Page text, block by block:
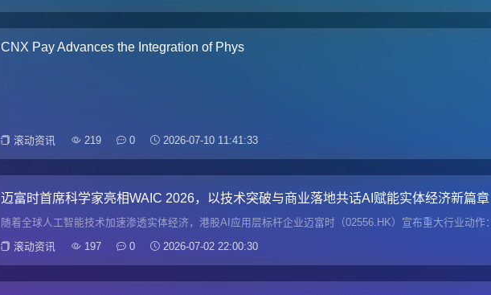
CNX Pay Advances the Integration of Phys
滚动资讯 219 0 2026-07-10 11:41:33
迈富时首席科学家亮相WAIC 2026，以技术突破与商业落地共话AI赋能实体经济新篇章
随着全球人工智能技术加速渗透实体经济，港股AI应用层标杆企业迈富时（02556.HK）宣布重大行业动作：
滚动资讯
197 0 2026-07-02 22:00:30